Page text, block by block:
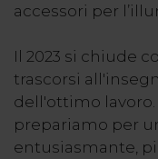
accessori per
Il 2023 si chiude
trascorsi
dell'ottimo lavoro.
prepariamo per
entusiasmante,